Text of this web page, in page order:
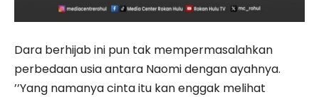
Dara berhijab ini pun tak mempermasalahkan
perbedaan usia antara Naomi dengan ayahnya.
’’Yang namanya cinta itu kan enggak melihat